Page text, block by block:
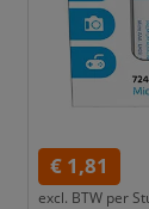
€ 1,81
excl. BTW per